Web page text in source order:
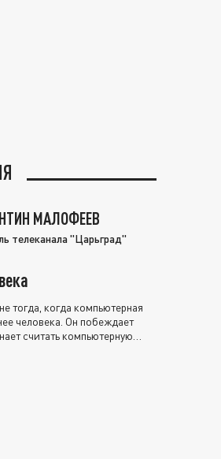
МАЛОФЕЕВ
телеканала "Царьград"
тогда, когда компьютерная
человека. Он побеждает
считать компьютерную